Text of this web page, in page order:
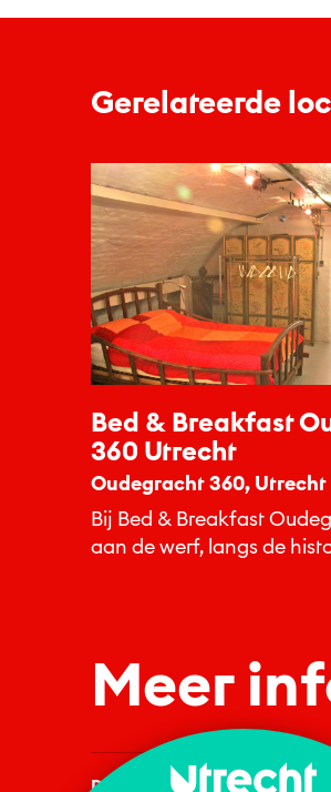
Gerelateerde
Bed & Breakfast
360 Utrecht
Oudegracht 360, Utrecht
Bij Bed & Breakfast
aan de werf, langs de
Meer
Domtoren